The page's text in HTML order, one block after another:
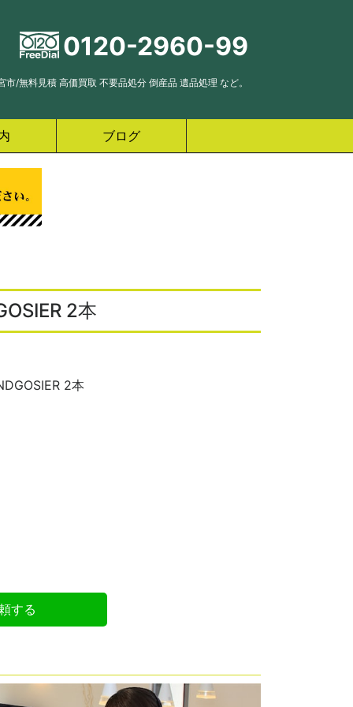
0120-2960-99
/無料見積 高価買取 不要品処分 倒産品 遺品処理 など。
ブログ
2本
2本
する